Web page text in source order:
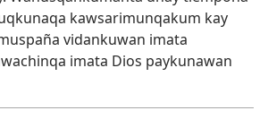
kawsarimunqakum kay
vidankuwan imata
imata Dios paykunawan